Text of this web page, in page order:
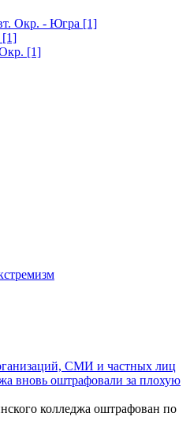
Окр. - Югра [1]
[1]
[1]
СМИ и частных лиц
вновь оштрафовали за плохую
колледжа оштрафован по